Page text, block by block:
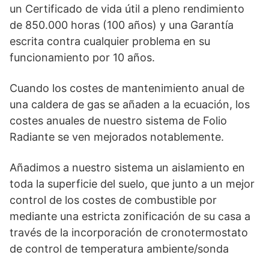
un Certificado de vida útil a pleno rendimiento
de 850.000 horas (100 años) y una Garantía
escrita contra cualquier problema en su
funcionamiento por 10 años.
Cuando los costes de mantenimiento anual de
una caldera de gas se añaden a la ecuación, los
costes anuales de nuestro sistema de Folio
Radiante se ven mejorados notablemente.
Añadimos a nuestro sistema un aislamiento en
toda la superficie del suelo, que junto a un mejor
control de los costes de combustible por
mediante una estricta zonificación de su casa a
través de la incorporación de cronotermostato
de control de temperatura ambiente/sonda